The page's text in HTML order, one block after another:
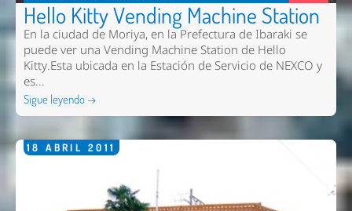
Hello Kitty Vending Machine Station
En la ciudad de Moriya, en la Prefectura de Ibaraki se
puede ver una Vending Machine Station de Hello
Kitty.Esta ubicada en la Estación de Servicio de NEXCO y
es...
Sigue leyendo →
18 ABRIL 2011